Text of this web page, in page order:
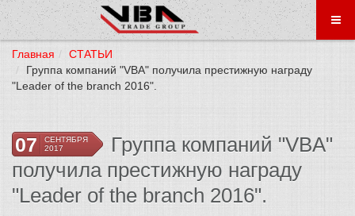
Главная
СТАТЬИ
Группа компаний "VBA" получила престижную награду
"Leader of the branch 2016".
07
СЕНТЯБРЯ
2017
Группа компаний "VBA"
получила престижную награду
"Leader of the branch 2016".